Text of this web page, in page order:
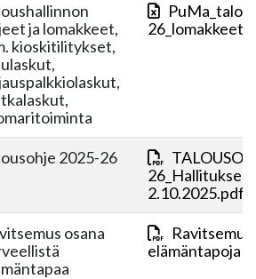
ja lomakkeet,
kioskitilitykset,
2025-26
26_Hallituksen
2.10.2025.pdf
osana
elämäntapoja